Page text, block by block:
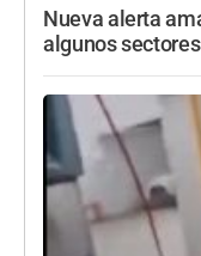
Nueva alerta
algunos